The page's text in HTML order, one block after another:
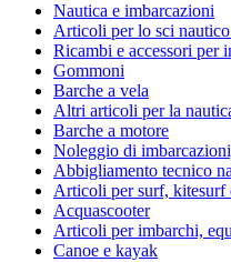
Nautica e imbarcazioni
Articoli per lo sci
Ricambi e accessori per
Gommoni
Barche a vela
Altri articoli per la
Barche a motore
Noleggio di
Abbigliamento tecnico
Articoli per surf, kitesurf
Acquascooter
Articoli per imbarchi,
Canoe e kayak